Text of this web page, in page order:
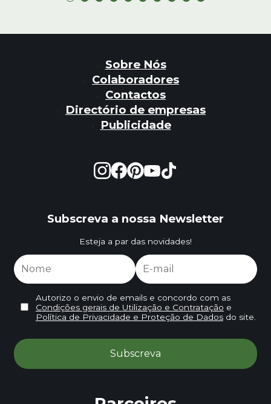
Sobre Nós
Colaboradores
Contactos
Directório de empresas
Publicidade
Subscreva a nossa Newsletter
Esteja a par das novidades!
Autorizo o envio de emails e concordo com as
Condições gerais de Utilização e Contratação e
Política de Privacidade e Proteção de Dadosdo site.